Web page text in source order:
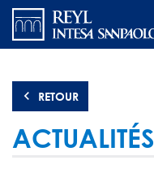
Aller
contenu
RETOUR
ACTUALITÉS